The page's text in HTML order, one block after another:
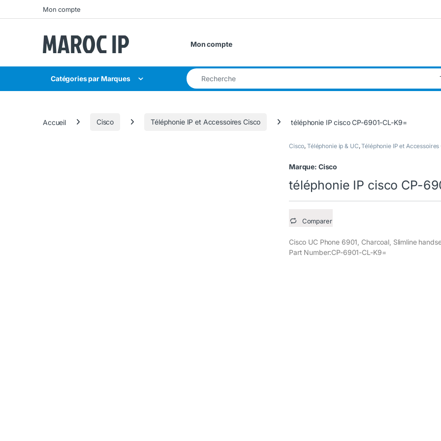
Skip to navigation
Skip to contentMon compte
Mon compte
Catégories par Marques
Search for:
Accueil Cisco Téléphonie IP et Accessoires Cisco téléphonie IP cisco CP-6901-CL-K9=
Cisco,Téléphonie ip & UC,Téléphonie IP et Accessoires
Marque: Cisco
téléphonie IP cisco CP-
Comparer
Cisco UC Phone 6901, Charcoal, Slimline
Part Number:CP-6901-CL-K9=